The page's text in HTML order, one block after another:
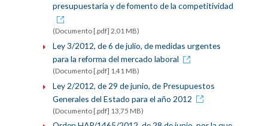
presupuestaria y de fomento de la competitividad
(Documento [.pdf] 2,01 MB)
Ley 3/2012, de 6 de julio, de medidas urgentes
para la reforma del mercado laboral
(Documento [.pdf] 1,41 MB)
Ley 2/2012, de 29 de junio, de Presupuestos
Generales del Estado para el año 2012
(Documento [.pdf] 13,75 MB)